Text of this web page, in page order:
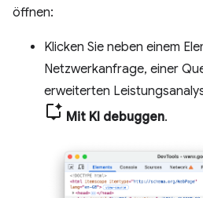
öffnen:
Klicken Sie neben einem
Netzwerkanfrage, einer
erweiterten
Mit KI debuggen.